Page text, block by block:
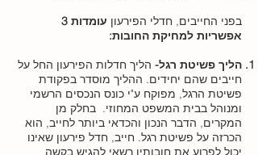
בפני החייבים, חדלי הפירעון
עומדות 3
אפשריות למחיקת החובות:
הליך פשיטת רגל- הליך חדלות הפירעון החל על
חייבים שהם יחידים. ההליך מוסדר בפקודת
פשיטת הרגל, מפוקח ע"י כונס הנכסים הרשמי
ומנוהל בבית המשפט המחוזי. בחלק מן
המקרים, הדבר הנכון והכדאי ביותר לחייב, הוא
הכרזה על פשיטת רגל. חייב, חדל פירעון שאינו
יכול לפרוע את חובותיו רשאי להגיש בקשה